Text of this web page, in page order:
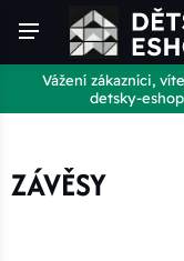
Vážení zákazníci,
detsky-
ZÁVĚSY